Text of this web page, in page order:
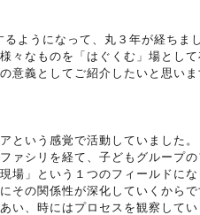
ようになって、丸３年が経ちま
々なものを「はぐくむ」場として
義としてご紹介したいと思いま
という感覚で活動していました
ァシリを経て、子どもグループ
場」という１つのフィールドにな
その関係性が深化していくから
い、時にはプロセスを観察して